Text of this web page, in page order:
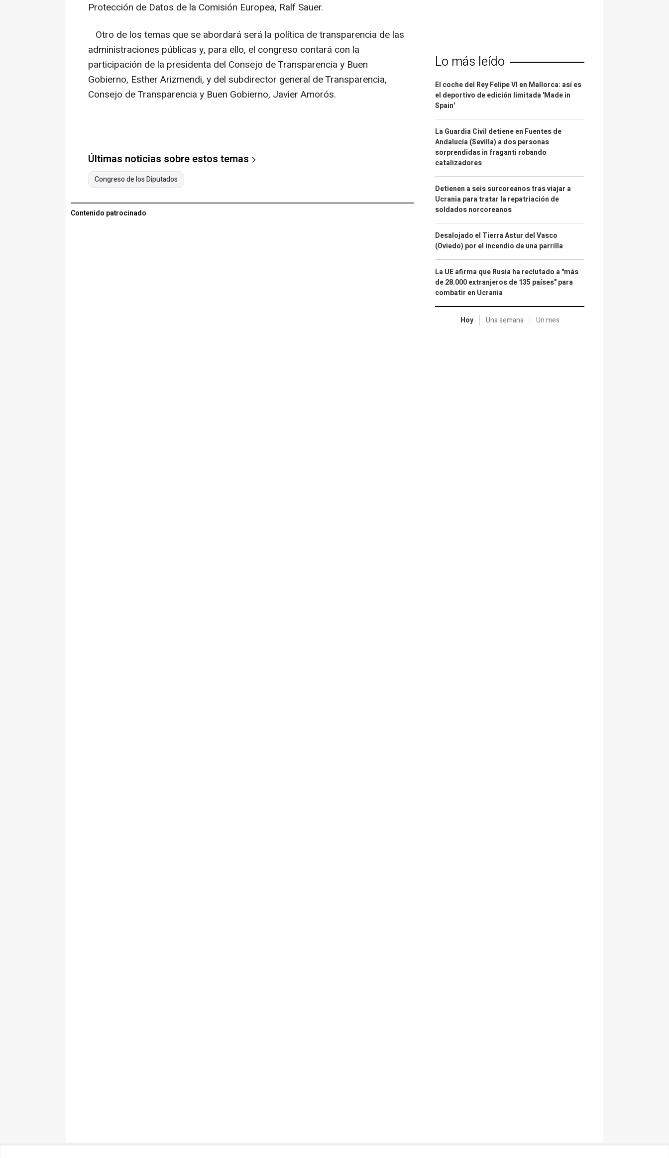
Protección de Datos de la Comisión Europea, Ralf Sauer.
Otro de los temas que se abordará será la política de transparencia de las
administraciones públicas y, para ello, el congreso contará con la
participación de la presidenta del Consejo de Transparencia y Buen
Gobierno, Esther Arizmendi, y del subdirector general de Transparencia,
Consejo de Transparencia y Buen Gobierno, Javier Amorós.
Últimas noticias sobre estos temas
Congreso de los Diputados
Contenido patrocinado
Lo más leído
El coche del Rey Felipe VI en Mallorca: así es
el deportivo de edición limitada 'Made in
Spain'
La Guardia Civil detiene en Fuentes de
Andalucía (Sevilla) a dos personas
sorprendidas in fraganti robando
catalizadores
Detienen a seis surcoreanos tras viajar a
Ucrania para tratar la repatriación de
soldados norcoreanos
Desalojado el Tierra Astur del Vasco
(Oviedo) por el incendio de una parrilla
La UE afirma que Rusia ha reclutado a "más
de 28.000 extranjeros de 135 países" para
combatir en Ucrania
Hoy Una semana Un mes